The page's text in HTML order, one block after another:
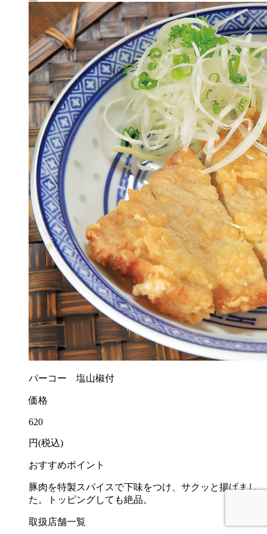
パーコー 塩山椒付
価格
620
円(税込)
おすすめポイント
豚肉を特製スパイスで下味をつけ、サクッと揚げまし
た。トッピングしても絶品。
取扱店舗一覧